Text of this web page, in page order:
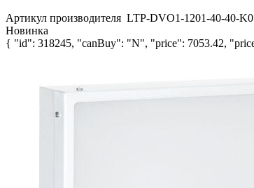
Артикул производителя LTP-DVO1-1201-40-40-
Новинка
{ "id": 318245, "canBuy": "N", "price": 7053.42,